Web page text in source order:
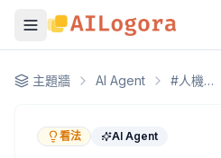
把「理想工作」喂給 agent 之前，
我讀完之後的第一個念頭倒不是
模糊目標是 agent 的天敵
主題牆 AI Agent #人機協作
看法 AI Agent